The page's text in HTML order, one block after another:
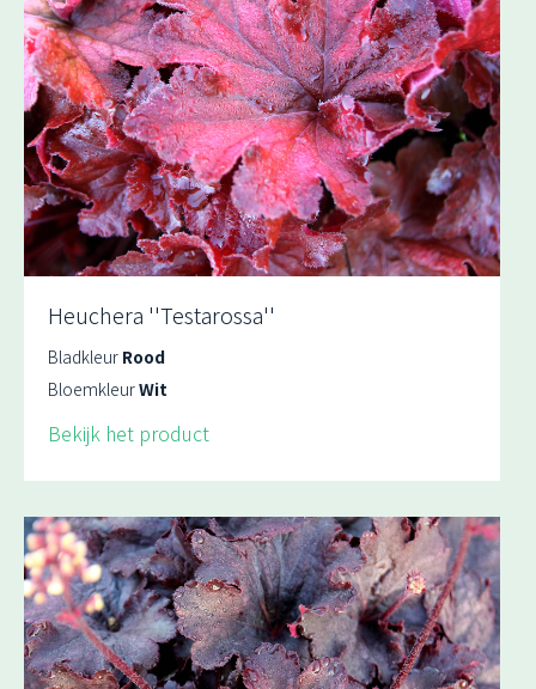
Heuchera ''Testarossa''
Bladkleur Rood
BloemkleurWit
Bekijk het product